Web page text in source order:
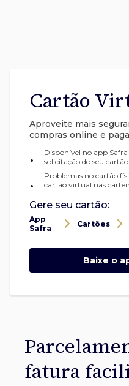
Cartão
Aproveite mais
compras online e
•
Disponível no app
solicitação do seu cartão
•
Problemas no cartão
cartão virtual nas
Gere seu cartão:
App
Safra
Cartões
Baixe o
fatura